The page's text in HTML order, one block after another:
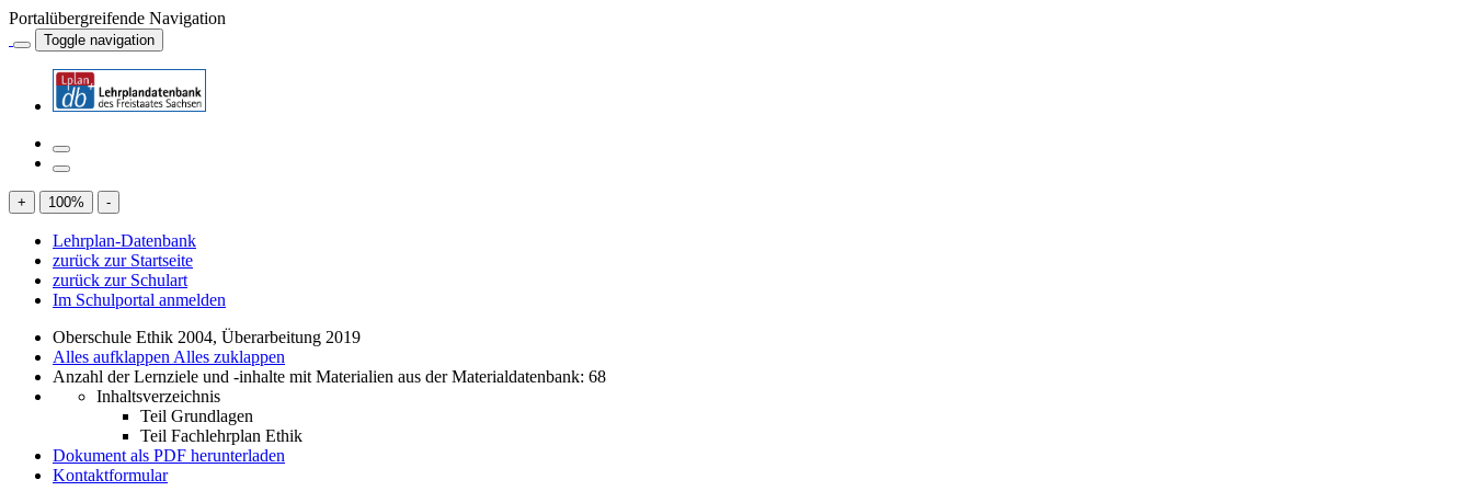
Portalübergreifende Navigation
Toggle navigation
+ 100% -
Lehrplan-Datenbank
zurück zur Startseite
zurück zur Schulart
Im Schulportal anmelden
Oberschule Ethik 2004, Überarbeitung 2019
Alles aufklappen Alles zuklappen
Anzahl der Lernziele und -inhalte mit Materialien aus der Materialdatenbank: 68
Inhaltsverzeichnis
Teil Grundlagen
Teil Fachlehrplan Ethik
Dokument als PDF herunterladen
Kontaktformular